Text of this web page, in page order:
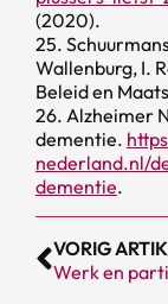
(2020).
25.
Wallenburg, I.
Beleid en
26. Alzheimer
dementie.
nederland.nl/
dementie.
VORIG